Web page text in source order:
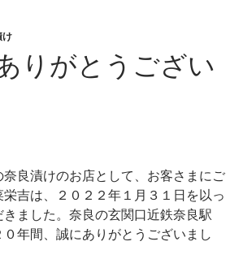
け
りがとうござい
良漬けのお店として、お客さまにご
吉は、２０２２年１月３１日を以っ
ました。奈良の玄関口近鉄奈良駅
年間、誠にありがとうございまし